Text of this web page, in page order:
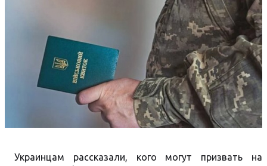
Украинцам рассказали, кого могут призвать на